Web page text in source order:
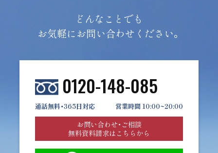
どんなことでも
お気軽にお問い合わせください。
0120-148-085
通話無料・365日対応 営業時間 10:00~20:00
お問い合わせ・ご相談
無料資料請求はこちらから